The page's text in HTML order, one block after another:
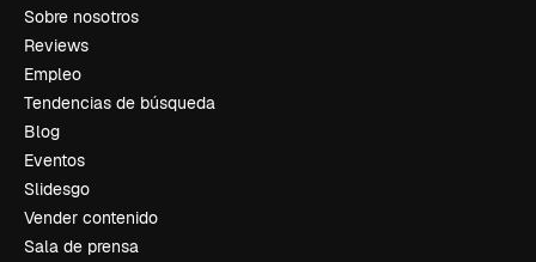
Sobre nosotros
Reviews
Empleo
Tendencias de búsqueda
Blog
Eventos
Slidesgo
Vender contenido
Sala de prensa